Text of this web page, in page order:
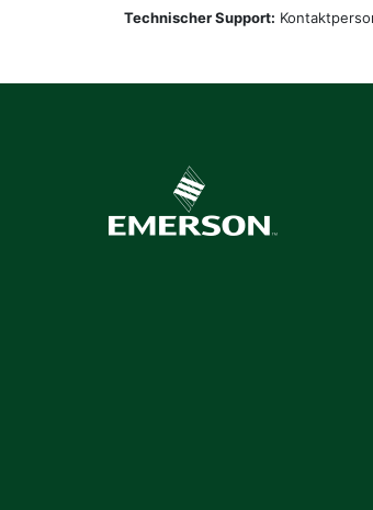
Technischer Support: